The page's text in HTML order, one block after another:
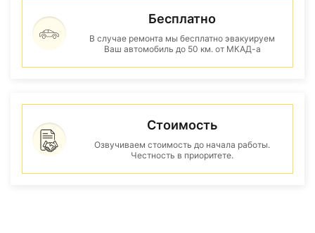
Бесплатно
В случае ремонта мы бесплатно эвакуируем
Ваш автомобиль до 50 км. от МКАД-а
Стоимость
Озвучиваем стоимость до начала работы.
Честность в приоритете.